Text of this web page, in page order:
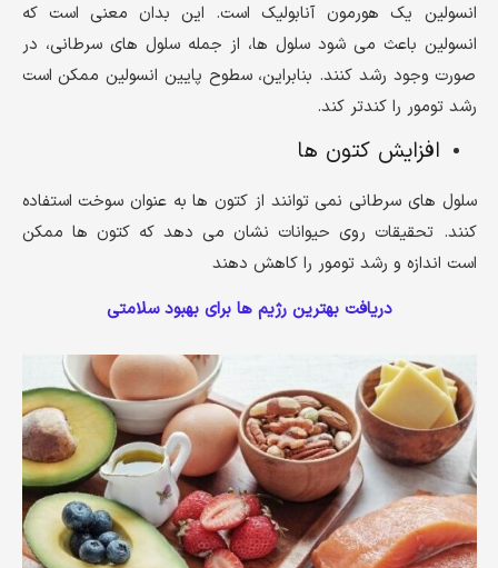
انسولین یک هورمون آنابولیک است. این بدان معنی است که
انسولین باعث می شود سلول ها، از جمله سلول های سرطانی، در
صورت وجود رشد کنند. بنابراین، سطوح پایین انسولین ممکن است
رشد تومور را کندتر کند.
افزایش کتون ها
سلول های سرطانی نمی توانند از کتون ها به عنوان سوخت استفاده
کنند. تحقیقات روی حیوانات نشان می دهد که کتون ها ممکن
است اندازه و رشد تومور را کاهش دهند
دریافت بهترین رژیم ها برای بهبود سلامتی